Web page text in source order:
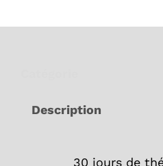
Description
30 jours de